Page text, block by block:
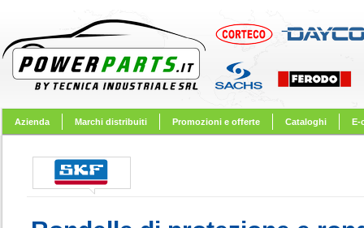
Azienda Marchi distribuiti Promozioni e offerte Cataloghi E-